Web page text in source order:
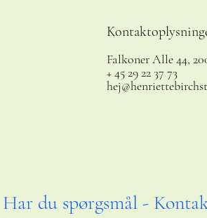
Falkoner Alle 44,
+ 45 29 22 37 73
Har du spørgsmål -